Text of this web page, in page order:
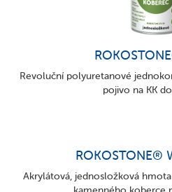
Revoluční polyuretanové
pojivo na KK
ROKOSTONE®
Akrylátová, jednosložková